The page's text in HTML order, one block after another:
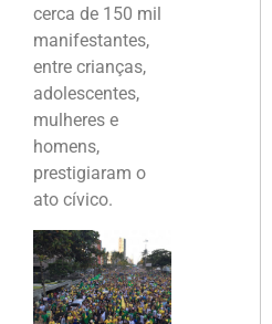
cerca de 150 mil
manifestantes,
entre crianças,
adolescentes,
mulheres e
homens,
prestigiaram o
ato cívico.